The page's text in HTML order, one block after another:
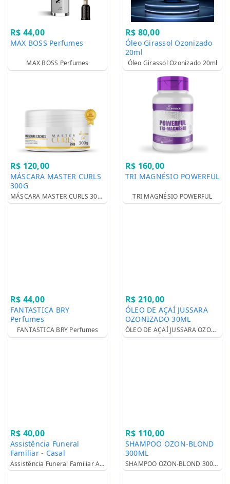
R$ 44,00
MAX BOSS Perfumes
MAX BOSS Perfumes
R$ 80,00
Óleo Girassol Ozonizado
20ml
Óleo Girassol Ozonizado 20ml
R$ 120,00
MÁSCARA MASTER CURLS
300G
MÁSCARA MASTER CURLS 300G
R$ 160,00
TRI MAGNÉSIO POWERFUL
TRI MAGNÉSIO POWERFUL
R$ 44,00
FANTASTICA BRY
Perfumes
FANTASTICA BRY Perfumes
R$ 210,00
ÓLEO DE AÇAÍ JUSSARA
OZONIZADO 30ML
ÓLEO DE AÇAÍ JUSSARA OZONIZADO 30ML
R$ 40,00
Assistência Funeral
Familiar - Casal
Assistência Funeral Familiar A Partir De R$ 20,00 Por Mês para Sócios do Clube.
R$ 110,00
SHAMPOO OZON-BLOND
300ML
SHAMPOO OZON-BLOND 300ML